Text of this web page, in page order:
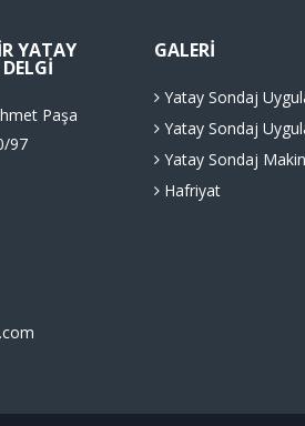
YATAY
Paşa
97
GALERI
Yatay Sondaj
Yatay Sondaj
Yatay Sondaj
Hafriyat